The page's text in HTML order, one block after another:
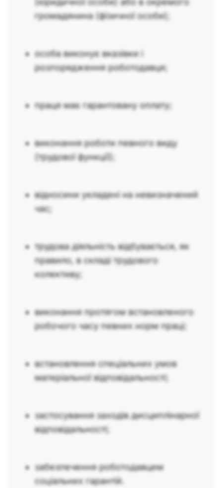
громадянина (фізичної особи);
особа виконує вказівки і
розпорядження роботодавця;
праця має гарантовану оплату;
виконання роботи певного виду
(трудової функції);
відносини укладені на невизначений
час;
трудова діяльність відбувається, як
правило, в складі трудового
колективу;
виконання протягом встановленого
робочого часу певних норм праці;
встановлення спеціальних умов
матеріальної відповідальності;
застосування заходів дисциплінарної
відповідальності;
забезпечення роботодавцем
соціальних гарантій.